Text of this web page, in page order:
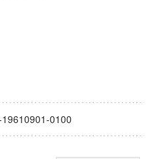
告書
ログラム「超成熟社会発展のサ
19610901-0100